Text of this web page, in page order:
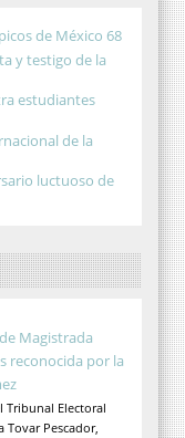
de México 68
y testigo de la
estudiantes
de la
luctuoso de
Magistrada
reconocida por la
Tribunal Electoral
Tovar Pescador,